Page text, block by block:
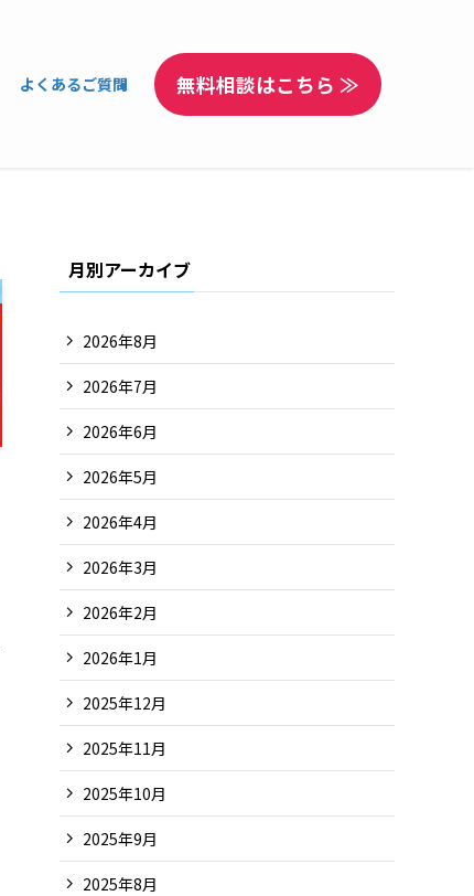
よくあるご質問 無料相談はこちら ≫
月別アーカイブ
2026年8月
2026年7月
2026年6月
2026年5月
2026年4月
2026年3月
2026年2月
2026年1月
2025年12月
2025年11月
2025年10月
2025年9月
2025年8月